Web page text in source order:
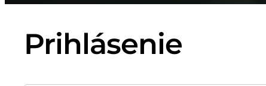
Prihlásenie